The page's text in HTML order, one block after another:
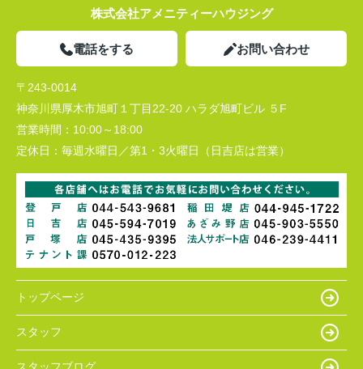
株式会社アメニティーハウジング
電話をする お問い合わせ
〒243-0014
神奈川県厚木市旭町１丁目22-20 ハラダ旭町ビル ５F
営業時間： 10:00～18:00
定休日： 毎週水曜日／第1・3火曜日（日吉店は営業）
トップページ
スタッフ